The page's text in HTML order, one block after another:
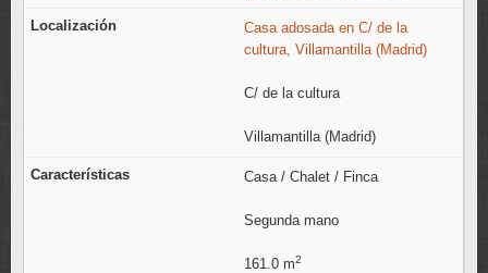
Casa adosada en C/ de la
cultura, Villamantilla (Madrid)
C/ de la cultura
Villamantilla (Madrid)
Casa / Chalet / Finca
Segunda mano
161.0 m2